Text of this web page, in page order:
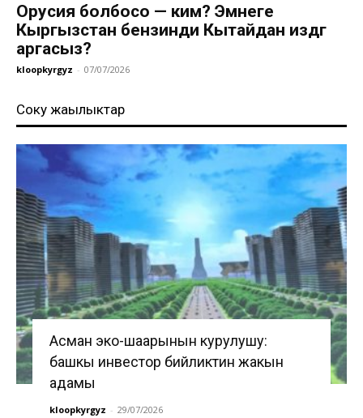
Орусия болбосо — ким? Эмнеге
Кыргызстан бензинди Кытайдан издөөгө
аргасыз?
kloopkyrgyz - 07/07/2026
Соңку жаңылыктар
Асман эко-шаарынын курулушу:
башкы инвестор бийликтин жакын
адамы
kloopkyrgyz - 29/07/2026